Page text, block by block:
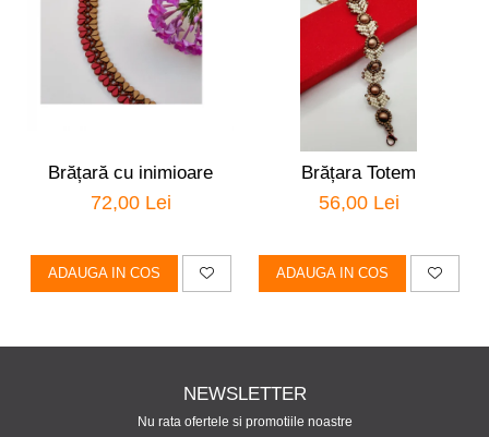
Brățară cu inimioare
72,00 Lei
ADAUGA IN COS
Brățara Totem
56,00 Lei
ADAUGA IN COS
NEWSLETTER
Nu rata ofertele si promotiile noastre